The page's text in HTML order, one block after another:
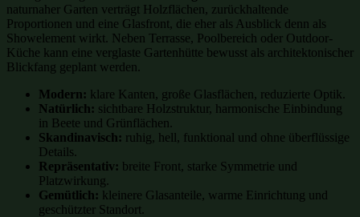
naturnaher Garten verträgt Holzflächen, zurückhaltende
Proportionen und eine Glasfront, die eher als Ausblick denn als
Showelement wirkt. Neben Terrasse, Poolbereich oder Outdoor-
Küche kann eine verglaste Gartenhütte bewusst als architektonischer
Blickfang geplant werden.
Modern: klare Kanten, große Glasflächen, reduzierte Optik.
Natürlich: sichtbare Holzstruktur, harmonische Einbindung
in Beete und Grünflächen.
Skandinavisch: ruhig, hell, funktional und ohne überflüssige
Details.
Repräsentativ: breite Front, starke Symmetrie und
Platzwirkung.
Gemütlich: kleinere Glasanteile, warme Einrichtung und
geschützter Standort.